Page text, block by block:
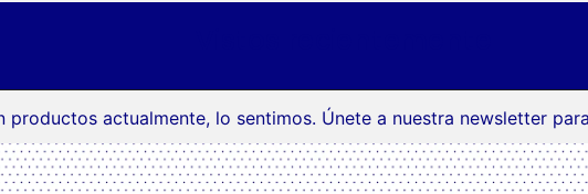
productos actualmente, lo sentimos. Únete a nuestra newsletter